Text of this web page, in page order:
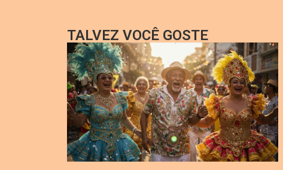
TALVEZ VOCÊ GOSTE